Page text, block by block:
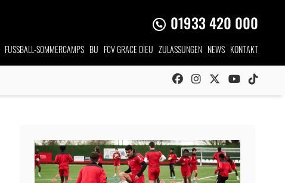
01933 420 000
FUSSBALL-SOMMERCAMPS BU FCV GRACE DIEU ZULASSUNGEN NEWS KONTAKT